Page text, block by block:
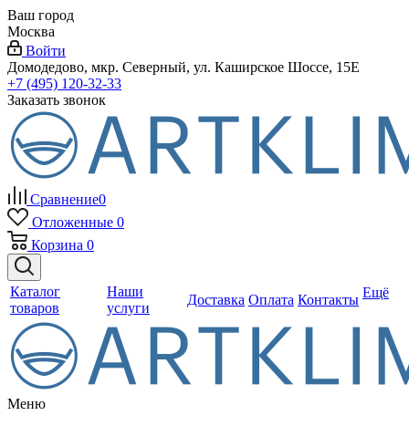
Ваш город
Москва
Войти
Домодедово, мкр. Северный, ул. Каширское Шоссе, 15Е
+7 (495) 120-32-33
Заказать звонок
Сравнение0
Отложенные 0
Корзина 0
Каталог
товаров
Наши
услуги
Доставка Оплата Контакты Ещё
Меню